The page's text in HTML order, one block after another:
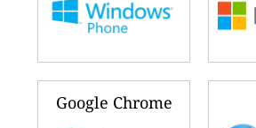
Google Chrome